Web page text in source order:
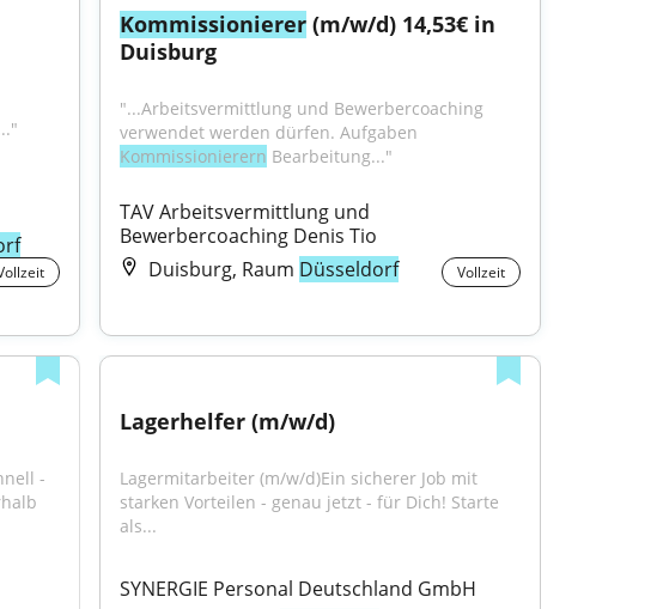
Kommissionierer (m/w/d) 14,53€ in
Duisburg
"...Arbeitsvermittlung und Bewerbercoaching
Kommissionierern Bearbeitung..."
TAV Arbeitsvermittlung und
Bewerbercoaching Denis Tio
Duisburg, Raum Düsseldorf Vollzeit
-
Lagerhelfer (m/w/d)
Lagermitarbeiter (m/w/d)Ein sicherer Job mit
starken Vorteilen - genau jetzt - für Dich! Starte
als...
SYNERGIE Personal Deutschland GmbH